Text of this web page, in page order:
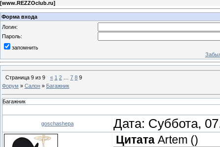
[www.REZZOclub.ru]
Форма входа
Логин:
Пароль:
запомнить
Страница 9 из 9 « 1 2 7 8 9
Форум » Салон » Багажник
Багажник
goschashepa Дата: Суббота,
Цитата Artem ()